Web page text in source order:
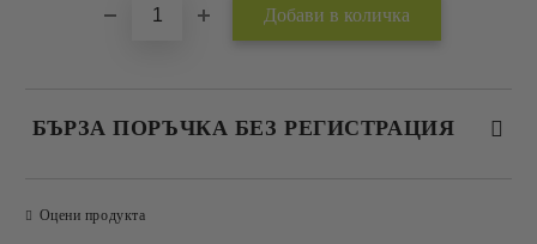
БЪРЗА ПОРЪЧКА БЕЗ РЕГИСТРАЦИЯ
Оцени продукта